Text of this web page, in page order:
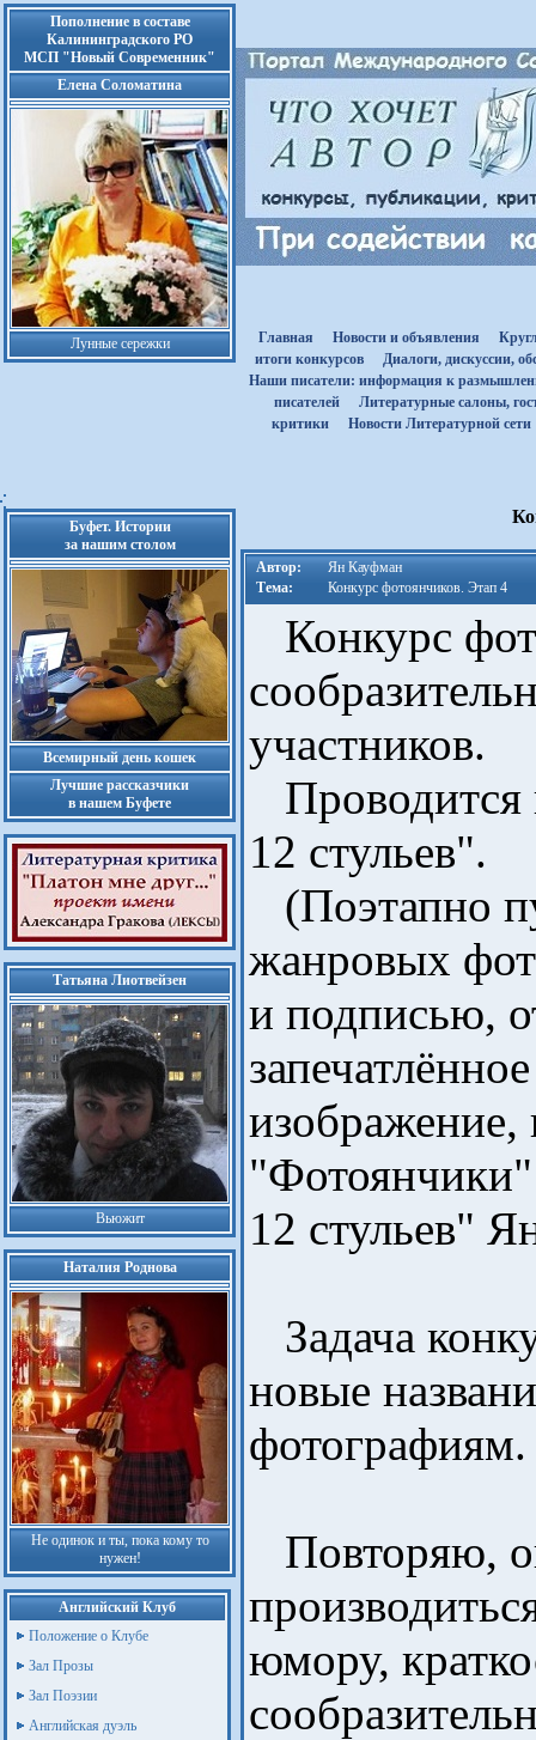
Пополнение в составе
Калининградского РО
МСП "Новый Современник"
Елена Соломатина
Лунные сережки Главная Новости и объявления
итоги конкурсов
Диалоги, дискуссии,
Наши писатели: информация к
писателей
Литературные салоны,
критики
Новости Литературной сети
Буфет. Истории
за нашим столом
Всемирный день кошек
Лучшие рассказчики
в нашем Буфете
Татьяна Лиотвейзен
Вьюжит
Наталия Роднова
Не одинок и ты, пока кому то
нужен!
Английский Клуб
Положение о Клубе
Зал Прозы
Зал Поэзии
Английская дуэль
Автор:
Ян Кауфман
Тема:
Конкурс фотоянчиков. Этап 4
Конкурс
участников.
Проводится
12 стульев".
(Поэтапно
жанровых
и подписью,
изображение,
"Фотоянчики"
12 стульев"
Задача
новые
фотографиям.
Повторяю,
юмору,